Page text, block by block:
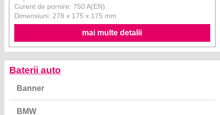
Curent de pornire: 750 A(EN)
Dimensiuni: 278 x 175 x 175 mm
mai multe detalii
Baterii auto
Banner
BMW